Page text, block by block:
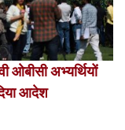
ओबीसी अभ्यर्थियों
आदेश